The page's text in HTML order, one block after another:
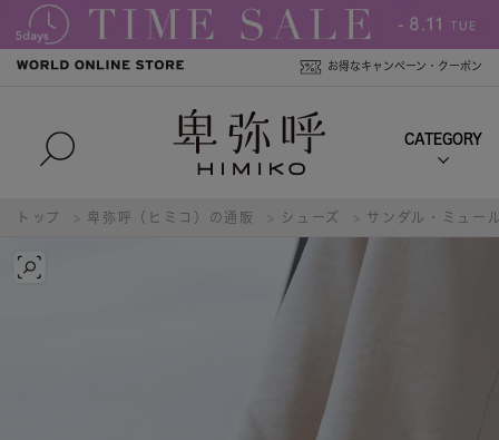
お得なキャンペーン・クーポン
トップ 卑弥呼（ヒミコ）の通販 シューズ サンダル・ミュー